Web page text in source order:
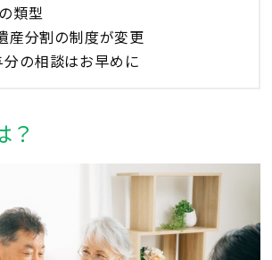
類型
産分割の制度が変更
の相談はお早めに
？